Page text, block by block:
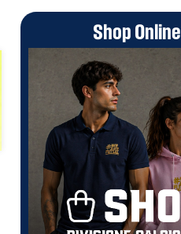
Shop Online